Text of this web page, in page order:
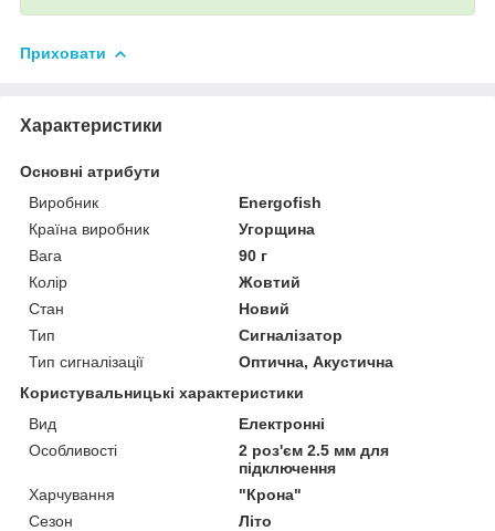
Приховати
Характеристики
Основні атрибути
Виробник
Energofish
Країна виробник
Угорщина
Вага
90 г
Колір
Жовтий
Стан
Новий
Тип
Сигналізатор
Тип сигналізації
Оптична, Акустична
Користувальницькі характеристики
Вид
Електронні
Особливості
2 роз'єм 2.5 мм для
підключення
Харчування
"Крона"
Сезон
Літо